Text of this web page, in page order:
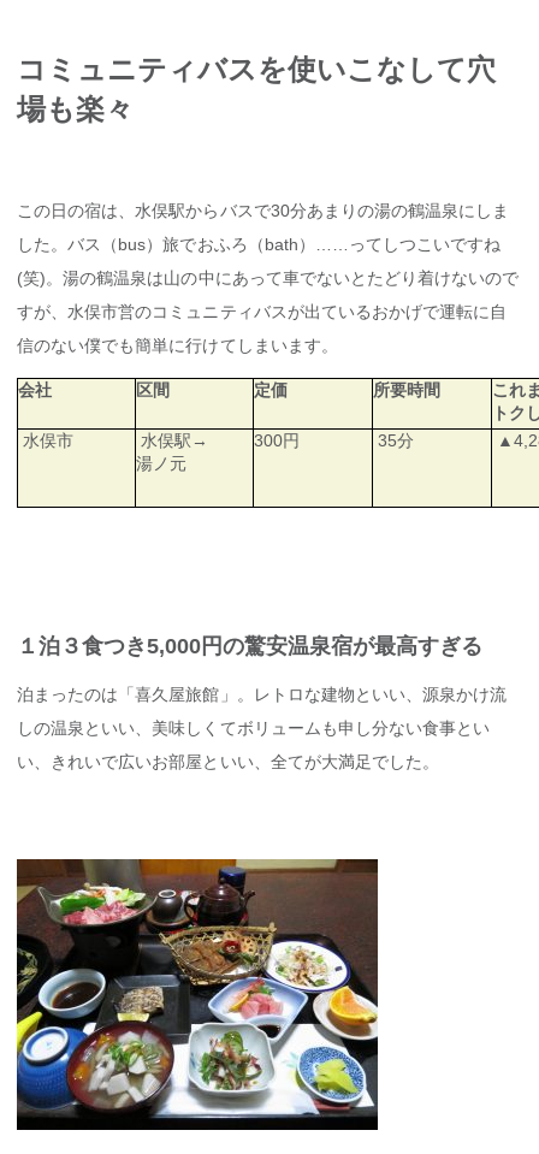
コミュニティバスを使いこなして穴
場も楽々
この日の宿は、水俣駅からバスで30分あまりの湯の鶴温泉にしま
した。バス（bus）旅でおふろ（bath）……ってしつこいですね
(笑)。湯の鶴温泉は山の中にあって車でないとたどり着けないので
すが、水俣市営のコミュニティバスが出ているおかげで運転に自
信のない僕でも簡単に行けてしまいます。
会社 区間 定価 所要時間
これ
トク
水俣市
水俣駅→
湯ノ元
300円 35分
１泊３食つき5,000円の驚安温泉宿が最高すぎる
泊まったのは「喜久屋旅館」。レトロな建物といい、源泉かけ流
しの温泉といい、美味しくてボリュームも申し分ない食事とい
い、きれいで広いお部屋といい、全てが大満足でした。